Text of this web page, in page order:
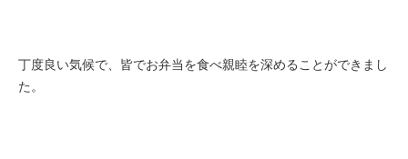
丁度良い気候で、皆でお弁当を食べ親睦を深めることができまし
た。